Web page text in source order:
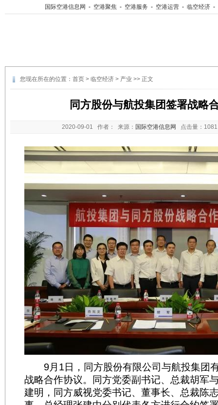
国际空港信息网 - 空港聚焦 - 空港服务 - 空港运营 - 临空经济 -
您现在所在的位置： 首页 > 临空经济 > 产业 >> 正文
同方股份与航投集团签署战略
2020-09-01 作者： 来源： 国际空港信息网 点击量：
9月1日，同方股份有限公司与航投集团
战略合作协议。同方党委副书记、总裁胡军
建明，同方威视党委书记、董事长、总裁陈